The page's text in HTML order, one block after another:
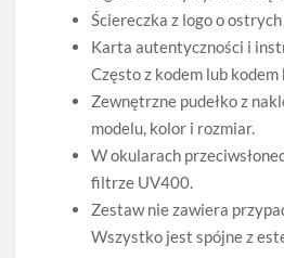
Ściereczka z logo o
Karta autentyczności i
Często z kodem lub
Zewnętrzne pudełko z
modelu, kolor i rozmiar.
W okularach
filtrze UV400.
Zestaw nie zawiera
Wszystko jest spójne z